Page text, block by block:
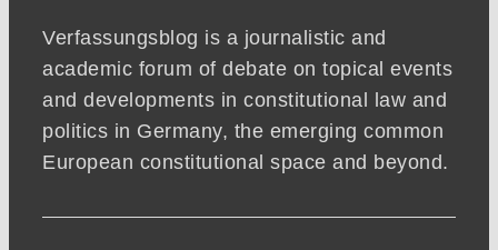
Verfassungsblog is a journalistic and
academic forum of debate on topical events
and developments in constitutional law and
politics in Germany, the emerging common
European constitutional space and beyond.